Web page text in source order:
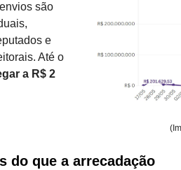
são
e
Até o
a R$ 2
do que a arrecadação